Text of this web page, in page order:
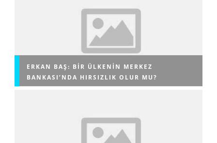
ERKAN BAŞ: BIR ÜLKENIN MERKEZ
BANKASI’NDA HIRSIZLIK OLUR MU?